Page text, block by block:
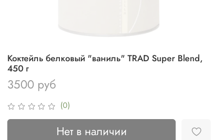
(0)
Коктейль белковый "ваниль" TRAD Super Blend,
450 г
3500 руб
Нет в наличии